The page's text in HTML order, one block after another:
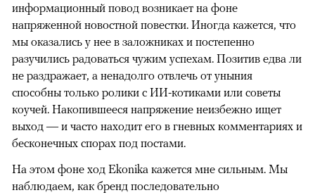
информационный повод возникает на фоне
напряженной новостной повестки. Иногда кажется, что
мы оказались у нее в заложниках и постепенно
разучились радоваться чужим успехам. Позитив едва ли
не раздражает, а ненадолго отвлечь от уныния
способны только ролики с ИИ-котиками или советы
коучей. Накопившееся напряжение неизбежно ищет
выход — и часто находит его в гневных комментариях и
бесконечных спорах под постами.
На этом фоне ход Ekonika кажется мне сильным. Мы
наблюдаем, как бренд последовательно